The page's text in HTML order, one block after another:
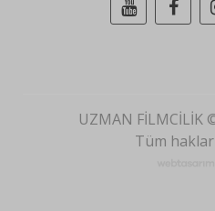
UZMAN FİLMCİLİK
Tüm